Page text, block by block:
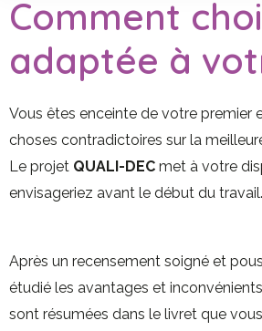
Comment
adaptée à
Vous êtes enceinte de votre premier
choses contradictoires sur la
Le projet QUALI-DEC met à votre
envisageriez avant le début du travail.
Après un recensement soigné et
étudié les avantages et
sont résumées dans le livret que